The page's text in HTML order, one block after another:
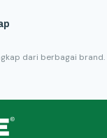
dari berbagai brand.